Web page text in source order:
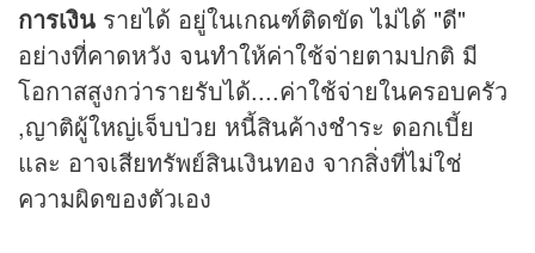
การเงิน รายได้ อยู่ในเกณฑ์ติดขัด ไม่ได้ "ดี"
อย่างที่คาดหวัง จนทำให้ค่าใช้จ่ายตามปกติ มี
โอกาสสูงกว่ารายรับได้....ค่าใช้จ่ายในครอบครัว
,ญาติผู้ใหญ่เจ็บป่วย หนี้สินค้างชำระ ดอกเบี้ย
และ อาจเสียทรัพย์สินเงินทอง จากสิ่งที่ไม่ใช่
ความผิดของตัวเอง